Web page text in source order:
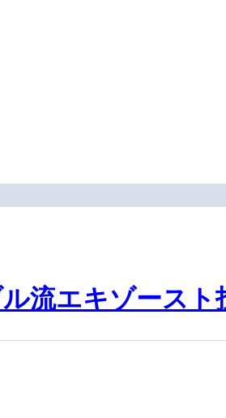
流エキゾースト